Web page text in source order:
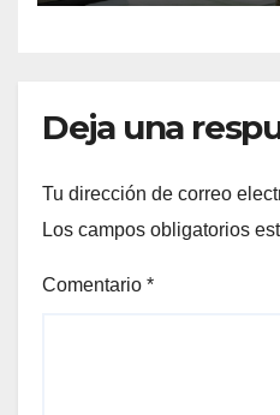
Apoyo a la
Deja una
Tu dirección de correo
Los campos obligatorios
Comentario *